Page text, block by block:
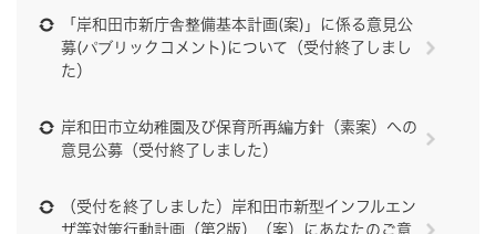
「岸和田市新庁舎整備基本計画(案)」に係る意見公
募(パブリックコメント)について（受付終了しまし
た）
岸和田市立幼稚園及び保育所再編方針（素案）への
意見公募（受付終了しました）
（受付を終了しました）岸和田市新型インフルエン
ザ等対策行動計画（第2版）（案）にあなたのご意